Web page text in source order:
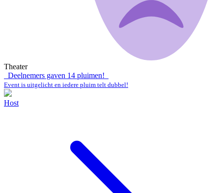
Theater
Deelnemers gaven 14 pluimen!
Event is uitgelicht en iedere pluim telt dubbel!
Host